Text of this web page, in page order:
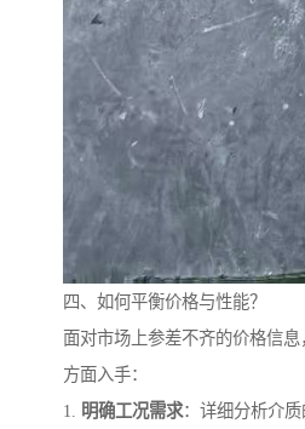
四、如何平衡价格与性能？
面对市场上参差不齐的价格信
方面入手：
1.
明确工况需求：详细分析介